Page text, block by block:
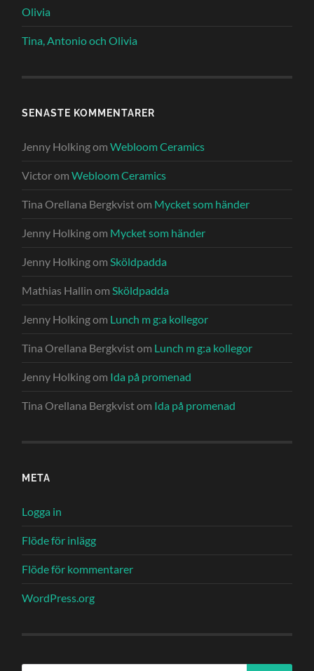
Olivia
Tina, Antonio och Olivia
SENASTE KOMMENTARER
Jenny HolkingomWebloom Ceramics
VictoromWebloom Ceramics
Tina Orellana Bergkvistom Mycket som händer
Jenny Holkingom Mycket som händer
Jenny Holkingom Sköldpadda
Mathias Hallin om Sköldpadda
Jenny Holkingom Lunch m g:a kollegor
Tina Orellana Bergkvistom Lunch m g:a kollegor
Jenny Holkingom Ida på promenad
Tina Orellana Bergkvistom Ida på promenad
META
Logga in
Flöde för inlägg
Flöde för kommentarer
WordPress.org